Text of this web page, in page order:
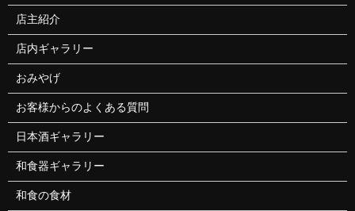
店主紹介
店内ギャラリー
おみやげ
お客様からのよくある質問
日本酒ギャラリー
和食器ギャラリー
和食の食材